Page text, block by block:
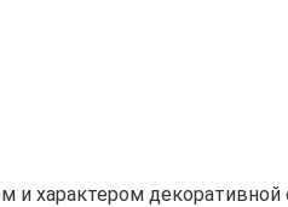
декоративной